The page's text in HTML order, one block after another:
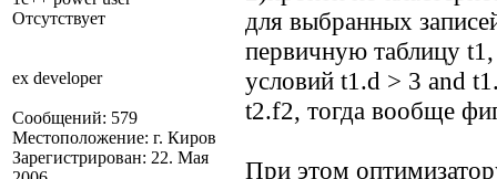
Отсутствует
ex developer
Сообщений: 579
Местоположение: г. Киров
Зарегистрирован: 22. Мая
для выбранных
первичную таблицу
условий t1.d > 3 and
t2.f2, тогда вообще
При этом